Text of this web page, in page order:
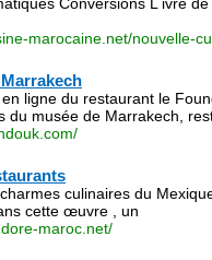
marocaine.net/nouvelle-
ligne du restaurant le
du musée de Marrakech,
culinaires du
cette œuvre , un
maroc.net/